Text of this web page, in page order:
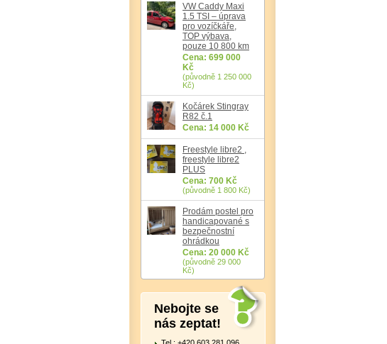
VW Caddy Maxi
1.5 TSI – úprava
pro vozíčkáře,
TOP výbava,
pouze 10 800 km
Cena: 699 000
Kč
(původně 1 250 000
Kč)
Kočárek Stingray
R82 č.1
Cena: 14 000 Kč
Freestyle libre2 ,
freestyle libre2
PLUS
Cena: 700 Kč
(původně 1 800 Kč)
Prodám postel pro
handicapované s
bezpečnostní
ohrádkou
Cena: 20 000 Kč
(původně 29 000
Kč)
Nebojte se
nás zeptat!